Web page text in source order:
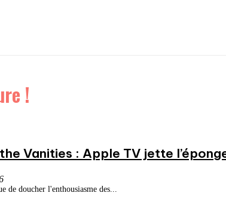
!
Vanities : Apple TV jette
de doucher l'enthousiasme des...